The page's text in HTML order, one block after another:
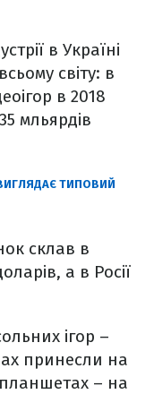
в Україні
світу: в
в 2018
мльярдів
ТИПОВИЙ
склав в
а в Росії
ігор –
принесли на
– на